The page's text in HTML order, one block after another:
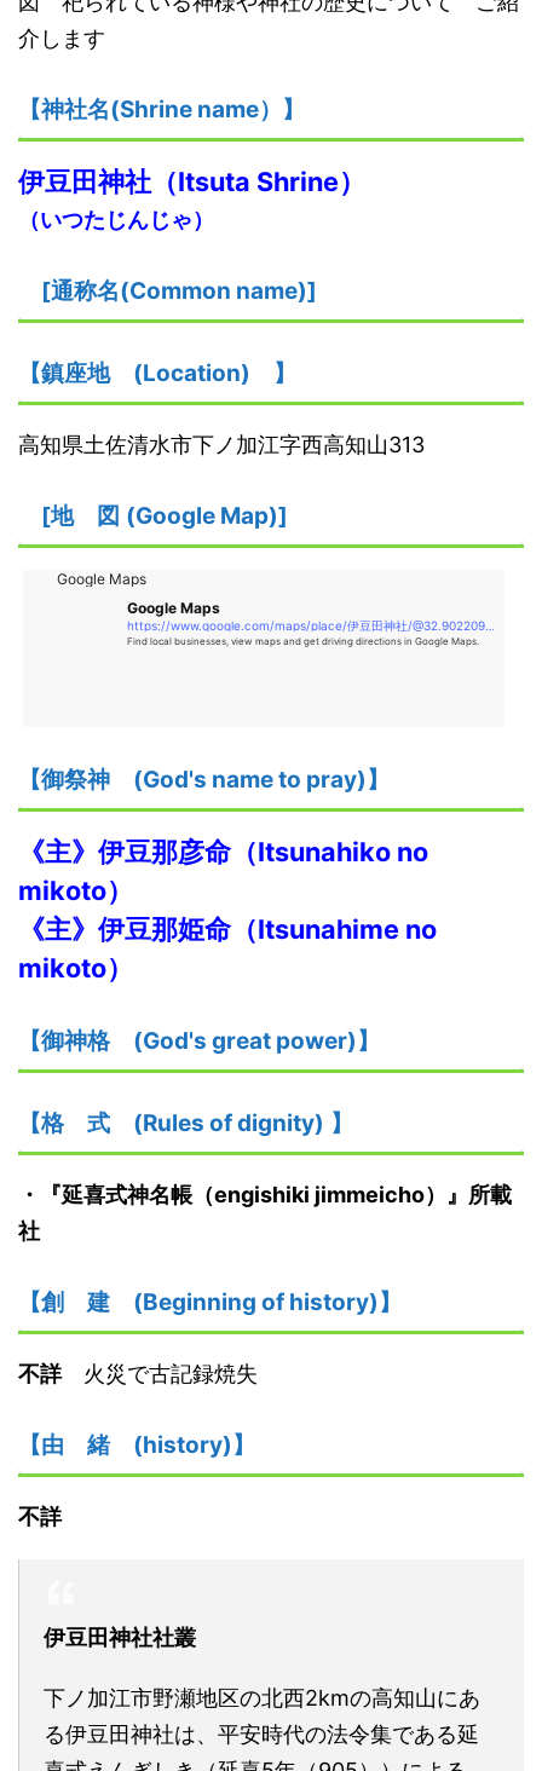
介します
【神社名(Shrine name） 】
伊豆田神社 （Itsuta Shrine）
（いつたじんじゃ）
[通称名(Common name)]
【鎮座地 (Location) 】
高知県土佐清水市下ノ加江字西高知山313
[地 図 (Google Map)]
Google Maps
Google Maps
Find local businesses, view maps and get driving directions in Google Maps.
【御祭神 (God's name to pray)】
《主》 伊豆那彦命（Itsunahiko no
mikoto）
《主》 伊豆那姫命（Itsunahime no
mikoto）
【御神格 (God's great power)】
【格 式 (Rules of dignity) 】
・ 『延喜式神名帳 （engishiki jimmeicho） 』 所載
社
【創 建 (Beginning of history)】
不詳火災で古記録焼失
【由 緒 (history)】
不詳
伊豆田神社社叢
下ノ加江市野瀬地区の北西2kmの高知山にあ
る伊豆田神社は、平安時代の法令集である延